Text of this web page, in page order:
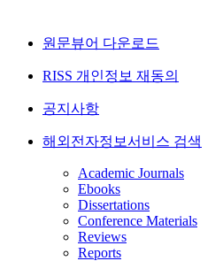
원문뷰어 다운로드
RISS 개인정보 재동의
공지사항
해외전자정보서비스 검색
Academic Journals
Ebooks
Dissertations
Conference Materials
Reviews
Reports